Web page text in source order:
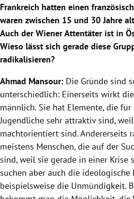
Frankreich hatten einen
waren zwischen 15 und 30 Jahre
Auch der Wiener Attentäter ist in
Wieso lässt sich gerade diese
radikalisieren?
Ahmad Mansour: Die Gründe sind
unterschiedlich: Einerseits wirkt
männlich. Sie hat Elemente, die für
Jugendliche sehr attraktiv sind,
machtorientiert sind. Andererseits
meistens Menschen, die auf der
sind, weil sie gerade in einer Krise
suchen aber auch die ideologische
beispielsweise die Unmündigkeit.